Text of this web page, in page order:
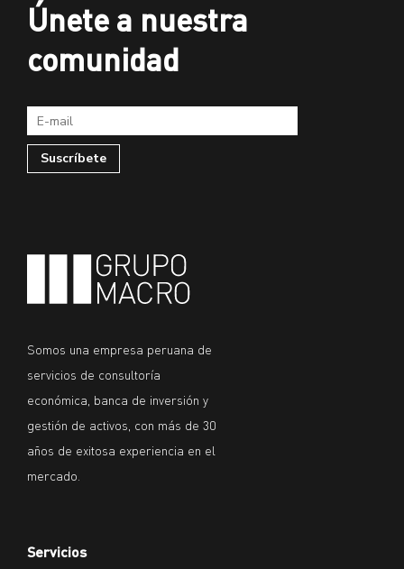
Únete a nuestra
comunidad
Somos una empresa peruana de
servicios de consultoría
económica, banca de inversión y
gestión de activos, con más de 30
años de exitosa experiencia en el
mercado.
Servicios